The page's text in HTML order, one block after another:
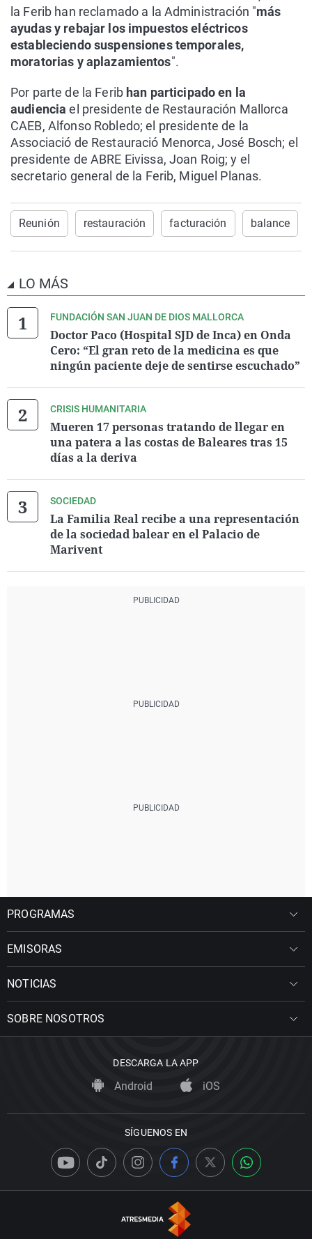
la Ferib han reclamado a la Administración "más
ayudas y rebajar los impuestos eléctricos
estableciendo suspensiones temporales,
moratorias y aplazamientos".
Por parte de la Ferib han participado en la
audiencia el presidente de Restauración Mallorca
CAEB, Alfonso Robledo; el presidente de la
Associació de Restauració Menorca, José Bosch; el
presidente de ABRE Eivissa, Joan Roig; y el
secretario general de la Ferib, Miguel Planas.
Reunión restauración facturación balance
LO MÁS
FUNDACIÓN SAN JUAN DE DIOS MALLORCA
Doctor Paco (Hospital SJD de Inca) en Onda
Cero: “El gran reto de la medicina es que
ningún paciente deje de sentirse escuchado”
CRISIS HUMANITARIA
Mueren 17 personas tratando de llegar en
una patera a las costas de Baleares tras 15
días a la deriva
SOCIEDAD
La Familia Real recibe a una representación
de la sociedad balear en el Palacio de
Marivent
PROGRAMAS
EMISORAS
NOTICIAS
SOBRE NOSOTROS
DESCARGA LA APP
Android iOS
SÍGUENOS EN